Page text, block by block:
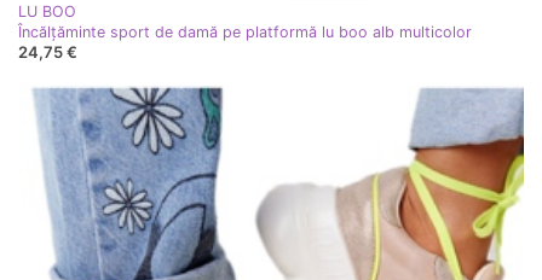
LU BOO
Încălțăminte sport de damă pe platformă lu boo alb multicolor
24,75 €